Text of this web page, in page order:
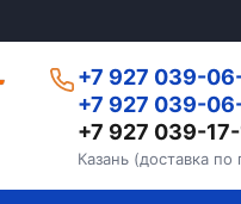
+7 927 039-
+7 927 039-
+7 927 039-17-
Казань (доставка по